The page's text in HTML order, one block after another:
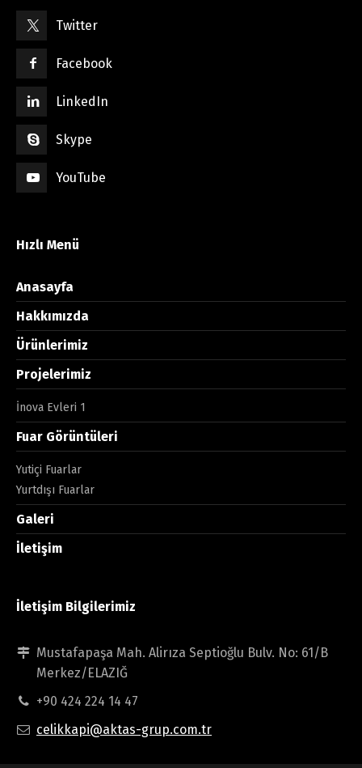
Twitter
Facebook
LinkedIn
Skype
YouTube
Hızlı Menü
Anasayfa
Hakkımızda
Ürünlerimiz
Projelerimiz
İnova Evleri 1
Fuar Görüntüleri
Yutiçi Fuarlar
Yurtdışı Fuarlar
Galeri
İletişim
İletişim Bilgilerimiz
Mustafapaşa Mah. Alirıza Septioğlu Bulv. No: 61/B
Merkez/ELAZIĞ
+90 424 224 14 47
celikkapi@aktas-grup.com.tr